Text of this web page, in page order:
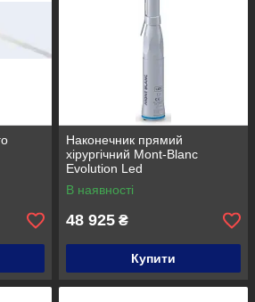
Наконечник прямий
хірургічний Mont-Blanc
Evolution Led
В наявності
48 925 ₴
Купити